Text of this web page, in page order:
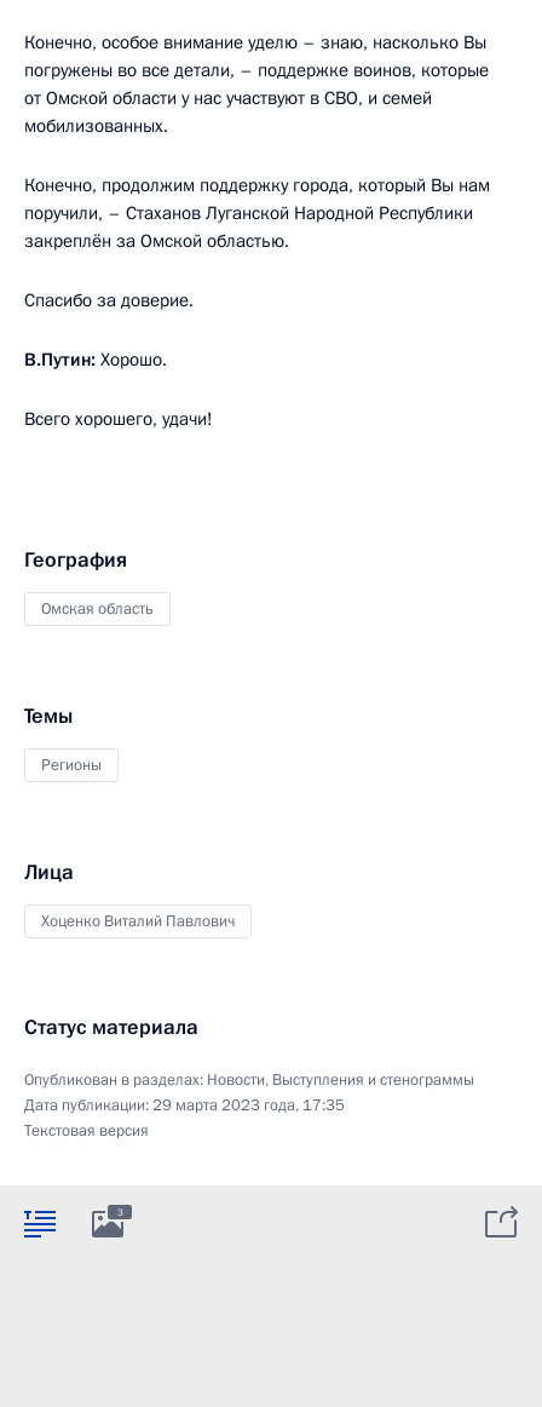
Конечно, особое внимание уделю – знаю, насколько Вы
погружены во все детали, – поддержке воинов, которые
от Омской области у нас участвуют в СВО, и семей
мобилизованных.
Конечно, продолжим поддержку города, который Вы нам
поручили, – Стаханов Луганской Народной Республики
закреплён за Омской областью.
Спасибо за доверие.
В.Путин: Хорошо.
Всего хорошего, удачи!
География
Омская область
Темы
Регионы
Лица
Хоценко Виталий Павлович
Статус материала
Опубликован в разделах: Новости, Выступления и стенограммы
Дата публикации:29 марта 2023 года, 17:35
Текстовая версия
3